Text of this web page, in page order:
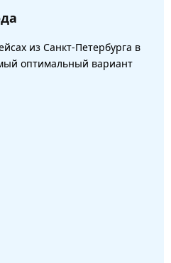
из Санкт-Петербурга в
оптимальный вариант